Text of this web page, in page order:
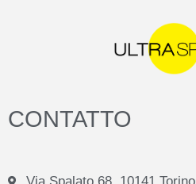
CONTATTO​